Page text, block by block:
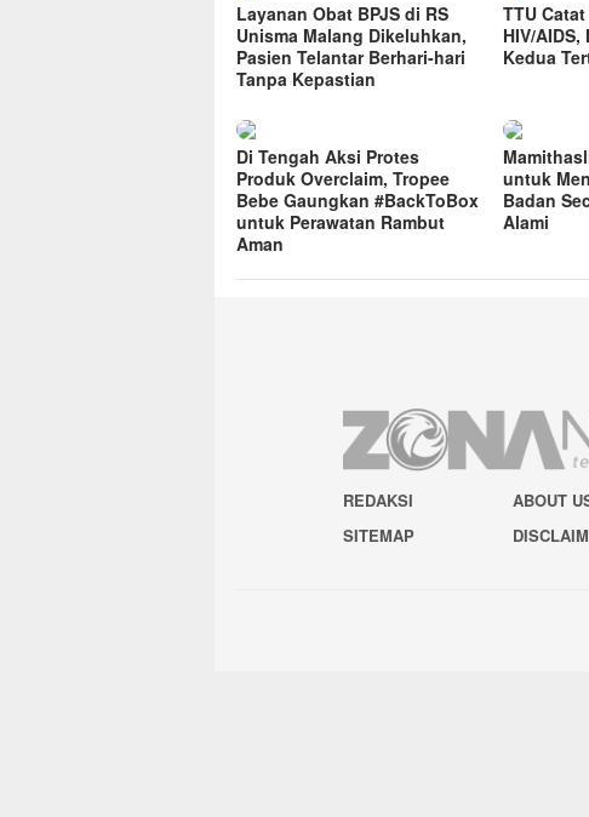
Layanan Obat BPJS di RS
Unisma Malang Dikeluhkan,
Pasien Telantar Berhari-hari
Tanpa Kepastian
TTU
HIV/
Kedua
Di Tengah Aksi Protes
Produk Overclaim, Tropee
Bebe Gaungkan #BackToBox
untuk Perawatan Rambut
Aman
untuk
Badan
Alami
REDAKSI ABOUT
SITEMAP